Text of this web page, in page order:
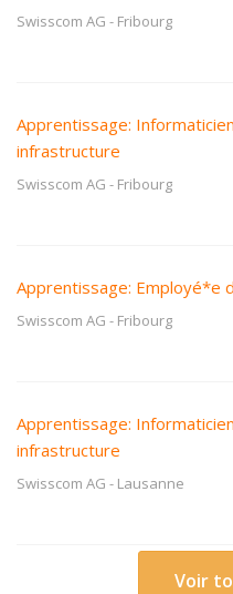
Swisscom AG - Fribourg
Apprentissage:
infrastructure
Swisscom AG - Fribourg
Apprentissage: Employé*e
Swisscom AG - Fribourg
Apprentissage:
infrastructure
Swisscom AG - Lausanne
Voir